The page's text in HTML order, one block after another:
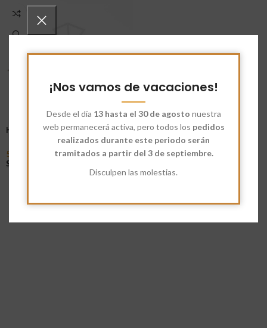
¡Nos vamos de vacaciones!
Desde el día 13 hasta el 30 de agosto nuestra
web permanecerá activa, pero todos los pedidos
realizados durante este periodo serán
tramitados a partir del 3 de septiembre.
Disculpen las molestias.
Harina Ecológica Castaña
5,90 €
Seleccionar Opciones